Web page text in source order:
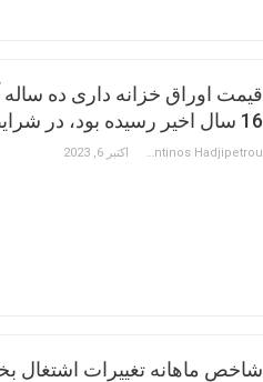
قیمت اوراق خزانه داری ده
16 سال اخیر رسیده بود، در شرایط…
Constantinos Hadjipetrou اکتبر 6, 2023
شاخص ماهانه تغییرات اشتغال